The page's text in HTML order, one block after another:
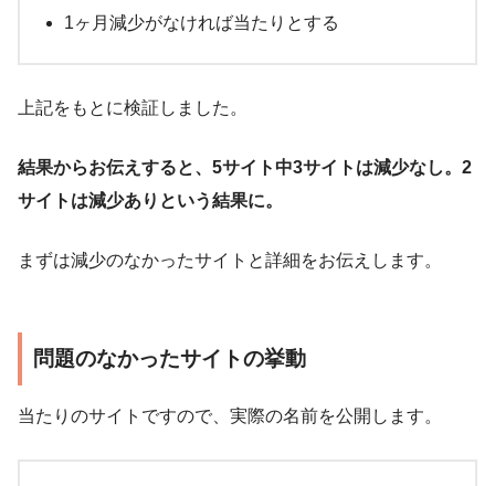
1ヶ月減少がなければ当たりとする
上記をもとに検証しました。
結果からお伝えすると、5サイト中3サイトは減少なし。2
サイトは減少ありという結果に。
まずは減少のなかったサイトと詳細をお伝えします。
問題のなかったサイトの挙動
当たりのサイトですので、実際の名前を公開します。